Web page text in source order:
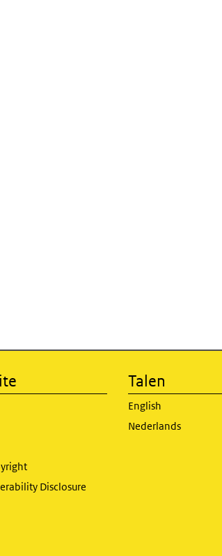
Disclosure
Talen
English
Nederlands